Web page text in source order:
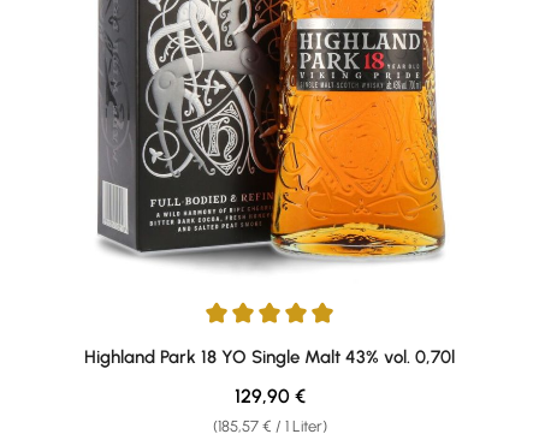
Durchschnittliche Bewertung von 4.95 von 5 Sternen
Highland Park 18 YO Single Malt 43% vol. 0,70l
(185,57 € / 1 Liter)
Regulärer Preis:
129,90 €